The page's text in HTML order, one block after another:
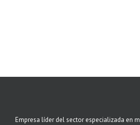
Empresa líder del sector especializada en